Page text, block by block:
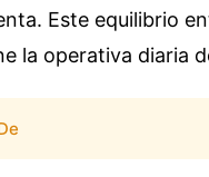
Este equilibrio
la operativa diaria